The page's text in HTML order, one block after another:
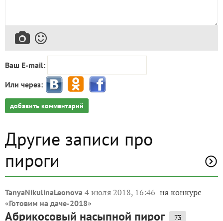
Ваш E-mail:
Или через:
добавить комментарий
Другие записи про
пироги
TanyaNikulinaLeonova 4 июля 2018, 16:46 на конкурс
«Готовим на даче-2018»
Абрикосовый насыпной пирог 73